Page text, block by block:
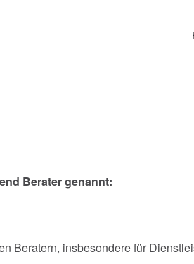
Berater genannt:
Beratern, insbesondere für